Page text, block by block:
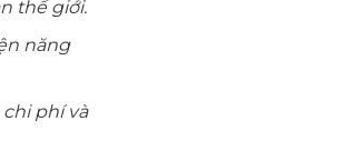
thế giới.
năng
phí và